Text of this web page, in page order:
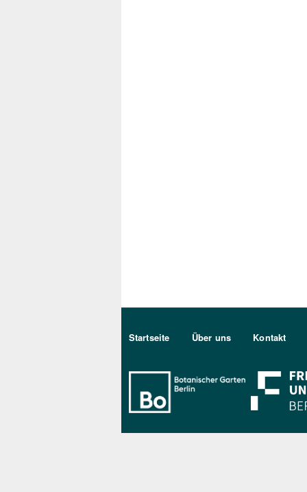
Sekundärmenu DE
Startseite Über uns Kontakt
Bo Berlin